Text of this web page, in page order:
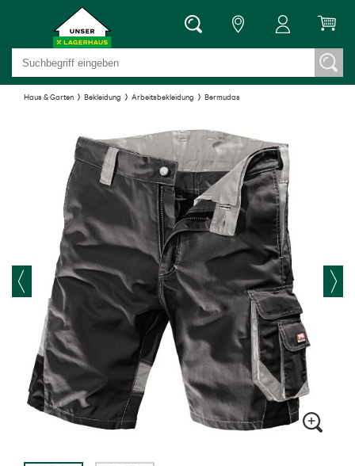
Haus & Garten Bekleidung Arbeitsbekleidung Bermudas